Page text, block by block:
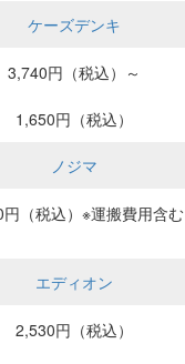
ケーズデンキ
3,740円（税込）～
1,650円（税込）
ノジマ
（税込）※運搬費用含む
エディオン
2,530円（税込）